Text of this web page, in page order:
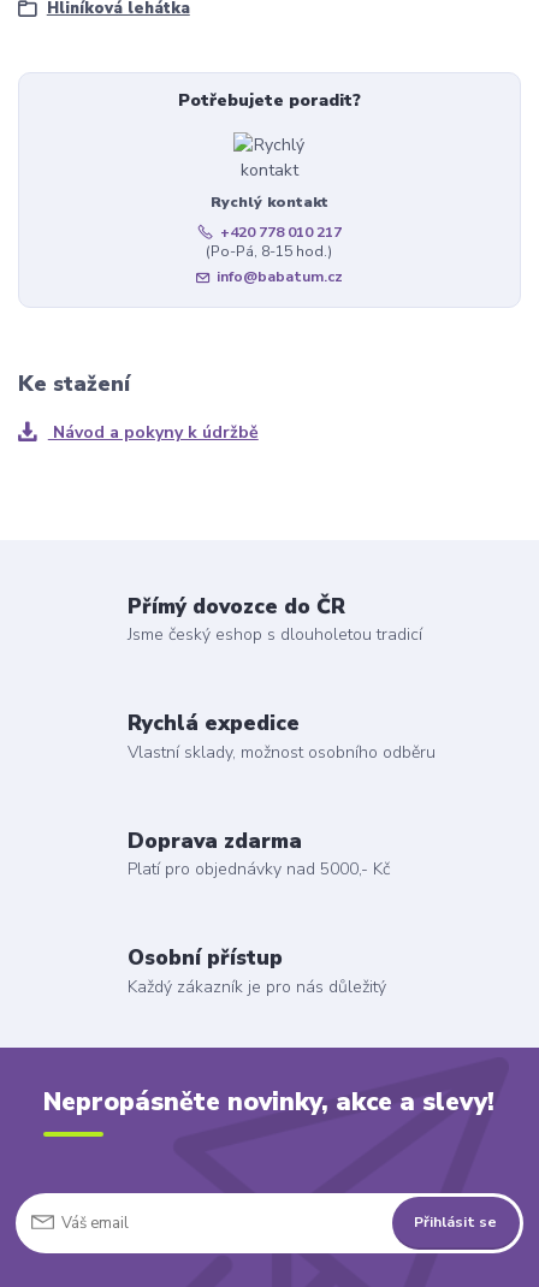
Hliníková lehátka
Potřebujete poradit?
Rychlý kontakt
+420 778 010 217
(Po-Pá, 8-15 hod.)
info@babatum.cz
Ke stažení
Návod a pokyny k údržbě
Přímý dovozce do ČR
Jsme český eshop s dlouholetou tradicí
Rychlá expedice
Vlastní sklady, možnost osobního odběru
Doprava zdarma
Platí pro objednávky nad 5000,- Kč
Osobní přístup
Každý zákazník je pro nás důležitý
Nepropásněte novinky, akce a slevy!
Přihlásit se